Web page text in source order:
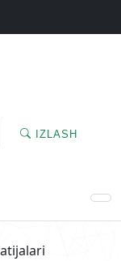
IZLASH